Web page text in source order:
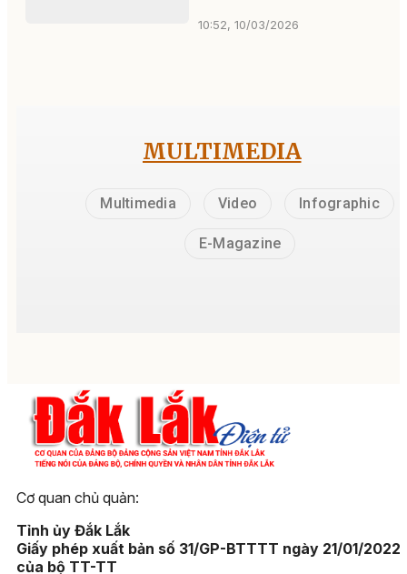
10:52, 10/03/2026
MULTIMEDIA
Multimedia Video Infographic
E-Magazine
Cơ quan chủ quản:
Tỉnh ủy Đắk Lắk
Giấy phép xuất bản số 31/GP-BTTTT ngày 21/01/2022
của bộ TT-TT